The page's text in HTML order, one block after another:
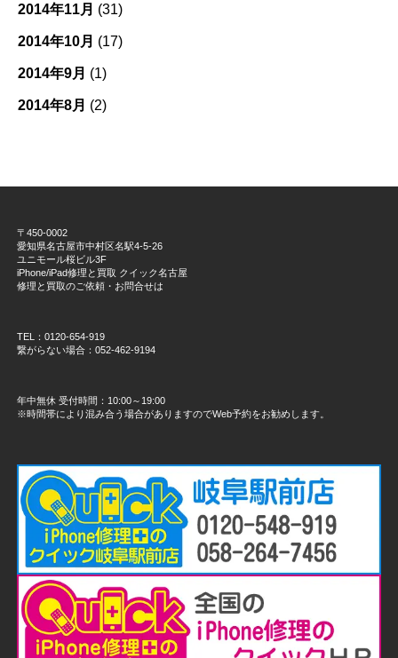
2014年11月 (31)
2014年10月 (17)
2014年9月 (1)
2014年8月 (2)
〒450-0002
愛知県名古屋市中村区名駅4-5-26
ユニモール桜ビル3F
iPhone/iPad修理と買取 クイック名古屋
修理と買取のご依頼・お問合せは
TEL：0120-654-919
繋がらない場合：052-462-9194
年中無休 受付時間：10:00～19:00
※時間帯により混み合う場合がありますのでWeb予約をお勧めします。